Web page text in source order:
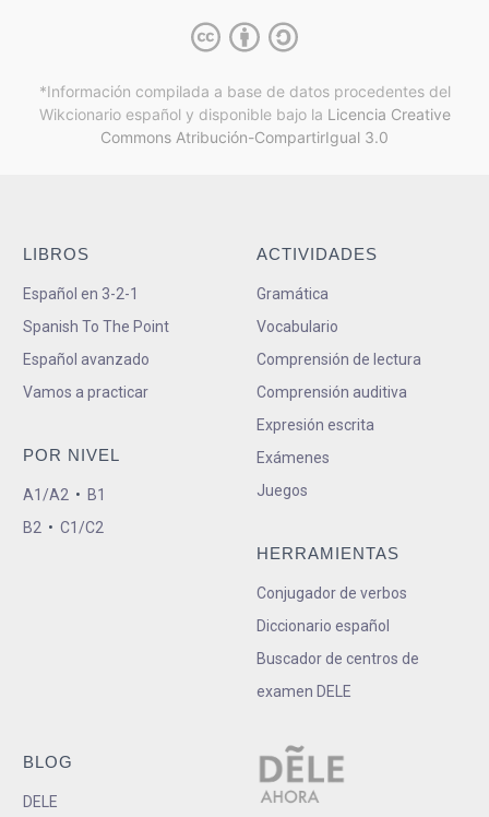
*Información compilada a base de datos procedentes del
Wikcionario español y disponible bajo la Licencia Creative
Commons Atribución-CompartirIgual 3.0
LIBROS
Español en 3-2-1
Spanish To The Point
Español avanzado
Vamos a practicar
POR NIVEL
A1/A2 • B1
B2 • C1/C2
ACTIVIDADES
Gramática
Vocabulario
Comprensión de lectura
Comprensión auditiva
Expresión escrita
Exámenes
Juegos
HERRAMIENTAS
Conjugador de verbos
Diccionario español
Buscador de centros de
examen DELE
BLOG
DELE